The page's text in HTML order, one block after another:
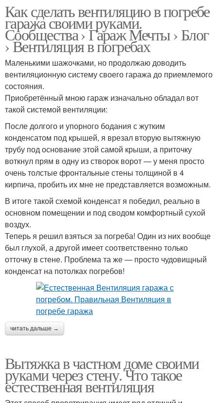
Как сделать вентиляцию в погребе
гаража своими руками.
Сообщества › Гараж Мечты › Блог
› Вентиляция в погребах
Маленькими шажочками, но продолжаю доводить
вентиляционную систему своего гаража до приемлемого
состояния.
Приобретённый мною гараж изначально обладал вот
такой системой вентиляции:
После долгого и упорного бодания с жутким
конденсатом под крышей, я врезал вторую вытяжную
трубу под основание этой самой крыши, а приточку
воткнул прям в одну из створок ворот — у меня просто
очень толстые фронтальные стены толщиной в 4
кирпича, пробить их мне не представляется возможным.
В итоге такой схемой конденсат я победил, реально в
основном помещении и под сводом комфортный сухой
воздух.
Теперь я решил взяться за погреба! Один из них вообще
был глухой, а другой имеет соответственно только
отточку в стене. Проблема та же — просто чудовищный
конденсат на потолках погребов!
читать дальше →
Вытяжка в частном доме своими
руками через стену. Что такое
естественная вентиляция